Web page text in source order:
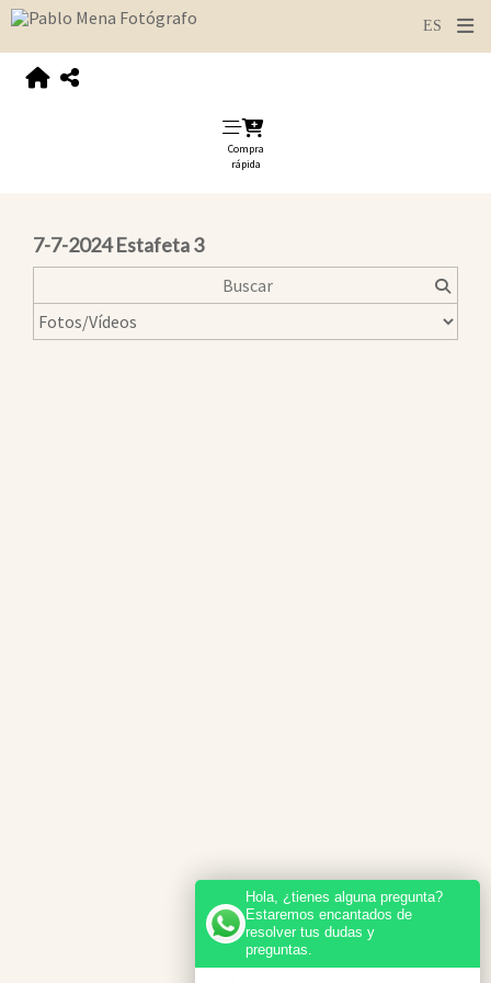
Compra
rápida
7-7-2024 Estafeta 3
Hola, ¿tienes alguna pregunta?
Estaremos encantados de
resolver tus dudas y
preguntas.